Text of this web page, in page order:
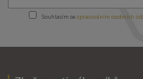
Souhlasím se zpracováním osobních